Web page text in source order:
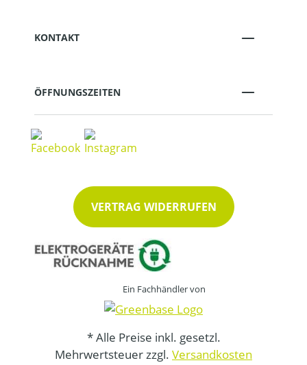
KONTAKT
ÖFFNUNGSZEITEN
VERTRAG WIDERRUFEN
Ein Fachhändler von
* Alle Preise inkl. gesetzl.
Mehrwertsteuer zzgl. Versandkosten